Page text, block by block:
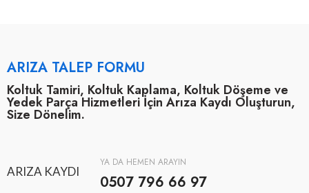
ARIZA TALEP FORMU
Koltuk Tamiri, Koltuk Kaplama, Koltuk Döşeme ve
Yedek Parça Hizmetleri İçin Arıza Kaydı Oluşturun,
Size Dönelim.
ARIZA KAYDI
YA DA HEMEN ARAYIN
0507 796 66 97